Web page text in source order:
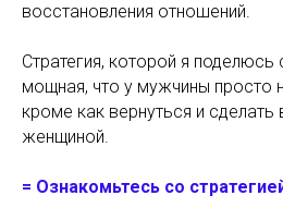
восстановления отношений.
Стратегия, которой я поделюсь
мощная, что у мужчины просто
кроме как вернуться и сделать
женщиной.
= Ознакомьтесь со